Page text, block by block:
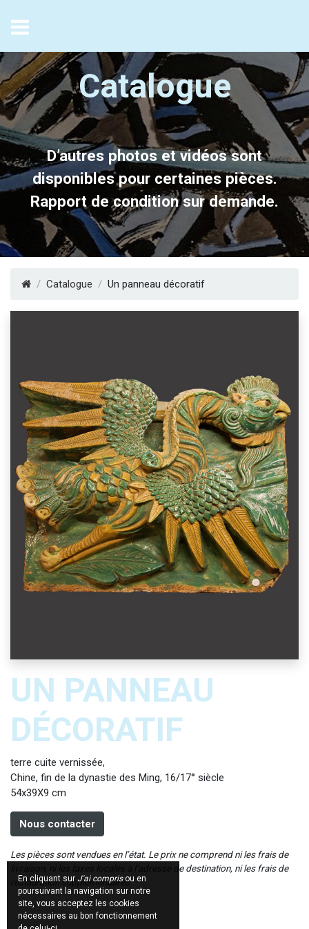
En cliquant sur J'ai comprisou en
poursuivant la navigation sur notre
site, vous acceptez les cookies
nécessaires au bon fonctionnement
Catalogue
D’autres photos et vidéos sont
disponibles pour certaines pièces.
Rapport de condition sur demande.
Catalogue Un panneau décoratif
UN PANNEAU
DÉCORATIF
terre cuite vernissée,
Chine, fin de la dynastie des Ming, 16/17° siècle
54x39X9 cm
Nous contacter
Les pièces sont vendues en l’état. Le prix ne comprend ni les frais de
livraison, ni les taxes locales à l’adresse de destination, ni les frais de
restauration supplémentaires.